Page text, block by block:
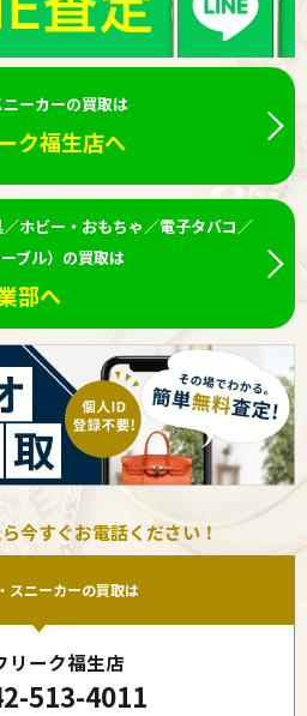
ーカーの買取は
ク福生店へ
ホビー・おもちゃ／電子タバコ／
ブル）の買取は
部へ
今すぐお電話ください！
スニーカーの買取は
リーク福生店
513-4011